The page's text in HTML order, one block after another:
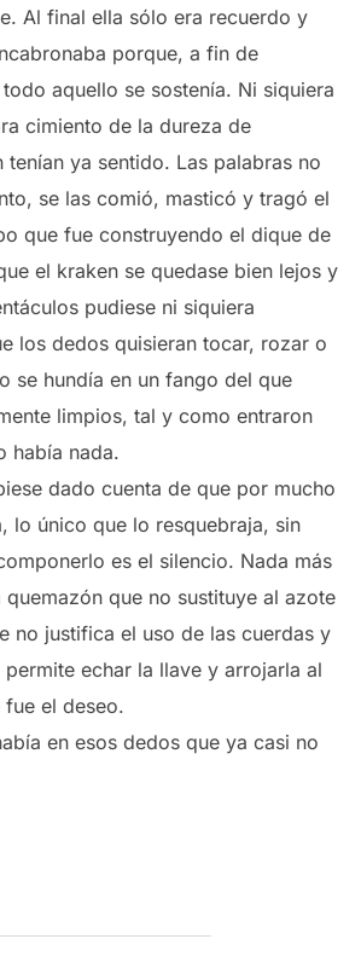
Al final ella sólo era recuerdo y
porque, a fin de
aquello se sostenía. Ni siquiera
cimiento de la dureza de
tenían ya sentido. Las palabras no
se las comió, masticó y tragó el
que fue construyendo el dique de
el kraken se quedase bien lejos y
pudiese ni siquiera
los dedos quisieran tocar, rozar o
se hundía en un fango del que
limpios, tal y como entraron
había nada.
dado cuenta de que por mucho
lo único que lo resquebraja, sin
es el silencio. Nada más
que no sustituye al azote
no justifica el uso de las cuerdas y
echar la llave y arrojarla al
el deseo.
en esos dedos que ya casi no